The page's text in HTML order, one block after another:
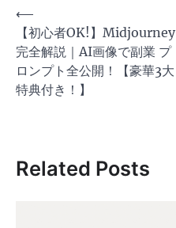
投
稿
ナ
ビ
シ
⟵
【初心者OK!】Midjourney
完全解説｜AI画像で副業 プ
ロンプト全公開！【豪華3大
特典付き！】
Related Posts